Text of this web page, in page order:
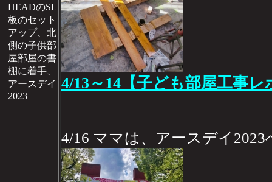
HEADのSL
板のセット
アップ、北
側の子供部
屋部屋の書
棚に着手、
アースデイ
2023
4/13～14【子ども部屋工事レ
4/16 ママは、アースデイ2023